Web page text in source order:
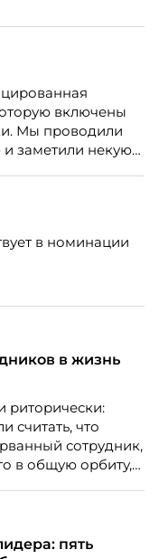
включены
Мы проводили
и заметили некую
в номинации
в жизнь
риторически:
считать, что
сотрудник,
в общую орбиту,
неудобном
тому, что
пять